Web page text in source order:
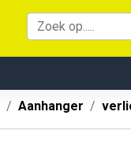
Aanhanger